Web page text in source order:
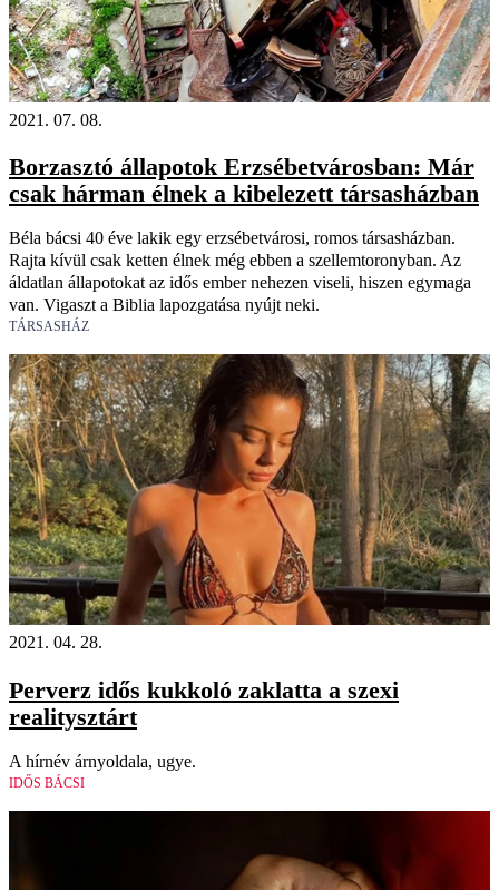
2021. 07. 08.
Borzasztó állapotok Erzsébetvárosban: Már
csak hárman élnek a kibelezett társasházban
Béla bácsi 40 éve lakik egy erzsébetvárosi, romos társasházban.
Rajta kívül csak ketten élnek még ebben a szellemtoronyban. Az
áldatlan állapotokat az idős ember nehezen viseli, hiszen egymaga
van. Vigaszt a Biblia lapozgatása nyújt neki.
TÁRSASHÁZ
2021. 04. 28.
Perverz idős kukkoló zaklatta a szexi
realitysztárt
A hírnév árnyoldala, ugye.
IDŐS BÁCSI